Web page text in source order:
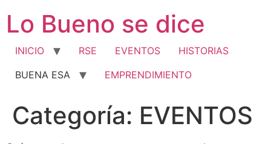
contenido
Lo Bueno se dice
INICIO RSE EVENTOS
HISTORIAS
BUENA ESA
EMPRENDIMIENTO
Categoría: EVENTOS